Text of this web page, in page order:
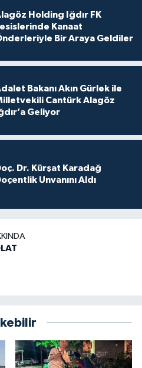
Holding Iğdır FK
Kanaat
Bir Araya Geldiler
Bakanı Akın Gürlek ile
Cantürk Alagöz
Geliyor
Dr. Kürşat Karadağ
Unvanını Aldı